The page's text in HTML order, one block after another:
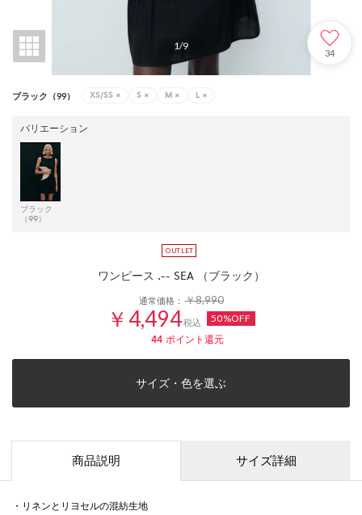
1/9
34
ブラック（99） XS/SS × S × M × L ×
バリエーション
ブラック
（99）
ワンピース .-- SEA （ブラック）
通常価格：￥8,990
￥4,494税込 50%OFF
44ポイント還元
サイズ・色を選ぶ
商品説明 サイズ詳細
・リネンとリヨセルの混紡生地